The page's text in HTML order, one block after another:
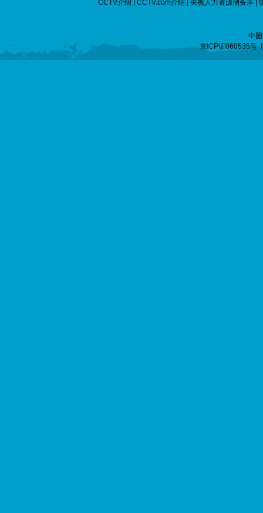
CCTV介绍 CCTV.com介绍 央视人力资源储备库
中
京ICP证060535号